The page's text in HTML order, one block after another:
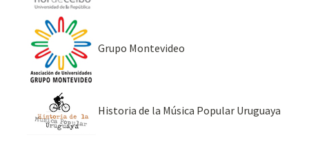
Grupo Montevideo
Historia de la Música Popular Uruguaya